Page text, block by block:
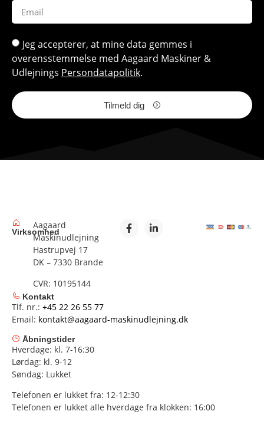
Jeg accepterer, at mine data gemmes i
overensstemmelse med Aagaard Maskiner &
Udlejnings Persondatapolitik.
Tilmeld dig
Virksomhed
Aagaard
Maskinudlejning
Hastrupvej 17
DK – 7330 Brande
CVR: 10195144
Kontakt
Tlf. nr.: +45 22 26 55 77
Email: kontakt@aagaard-maskinudlejning.dk
Åbningstider
Hverdage: kl. 7-16:30
Lørdag: kl. 9-12
Søndag: Lukket
Telefonen er lukket fra: 12-12:30
Telefonen er lukket alle hverdage fra klokken: 16:00